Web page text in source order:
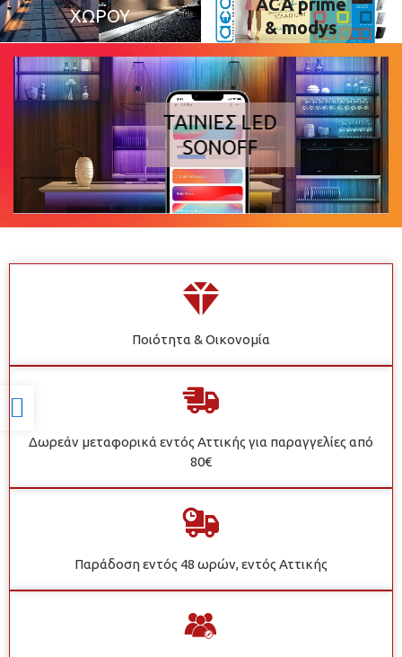
Προσβασιμότητα
ΧΏΡΟΥ
& modys
ΤΑΙΝΊΕΣ LED
SONOFF
Ποιότητα & Οικονομία
Δωρεάν μεταφορικά εντός Αττικής για παραγγελίες από
80€
Παράδοση εντός 48 ωρών, εντός Αττικής